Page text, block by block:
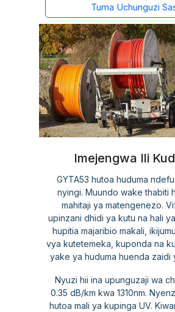
Tuma Uchunguzi
Imejengwa Ili
GYTA53 hutoa huduma
nyingi. Muundo wake thabiti
mahitaji ya matengenezo.
upinzani dhidi ya kutu na hali
hupitia majaribio makali,
vya kutetemeka, kuponda na
yake ya huduma huenda zaidi
Nyuzi hii ina upunguzaji wa
0.35 dB/km kwa 1310nm.
hutoa mali ya kupinga UV.